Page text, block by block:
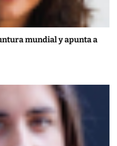
mundial y apunta a